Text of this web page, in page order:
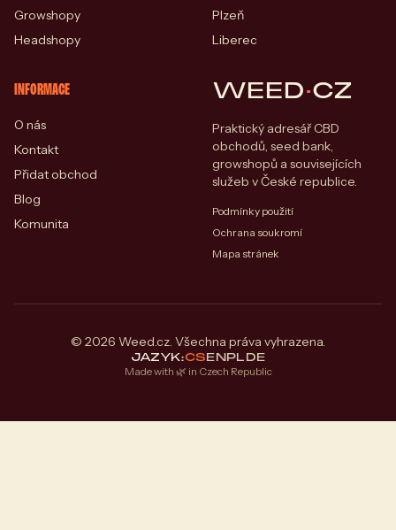
Growshopy
Headshopy
Plzeň
Liberec
INFORMACE
O nás
Kontakt
Přidat obchod
Blog
Komunita
WEED·CZ
Praktický adresář CBD
obchodů, seed bank,
growshopů a souvisejících
služeb v České republice.
Podmínky použití
Ochrana soukromí
Mapa stránek
© 2026 Weed.cz. Všechna práva vyhrazena.
JAZYK:CSENPLDE
Made with 🌿 in Czech Republic